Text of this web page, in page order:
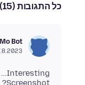
כל התגובות (15)
Bot
8:32